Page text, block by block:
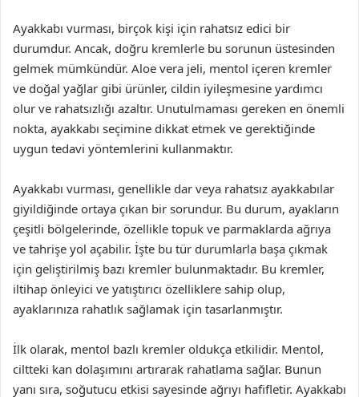
Ayakkabı vurması, birçok kişi için rahatsız edici bir
durumdur. Ancak, doğru kremlerle bu sorunun üstesinden
gelmek mümkündür. Aloe vera jeli, mentol içeren kremler
ve doğal yağlar gibi ürünler, cildin iyileşmesine yardımcı
olur ve rahatsızlığı azaltır. Unutulmaması gereken en önemli
nokta, ayakkabı seçimine dikkat etmek ve gerektiğinde
uygun tedavi yöntemlerini kullanmaktır.
Ayakkabı vurması, genellikle dar veya rahatsız ayakkabılar
giyildiğinde ortaya çıkan bir sorundur. Bu durum, ayakların
çeşitli bölgelerinde, özellikle topuk ve parmaklarda ağrıya
ve tahrişe yol açabilir. İşte bu tür durumlarla başa çıkmak
için geliştirilmiş bazı kremler bulunmaktadır. Bu kremler,
iltihap önleyici ve yatıştırıcı özelliklere sahip olup,
ayaklarınıza rahatlık sağlamak için tasarlanmıştır.
İlk olarak, mentol bazlı kremler oldukça etkilidir. Mentol,
ciltteki kan dolaşımını artırarak rahatlama sağlar. Bunun
yanı sıra, soğutucu etkisi sayesinde ağrıyı hafifletir. Ayakkabı